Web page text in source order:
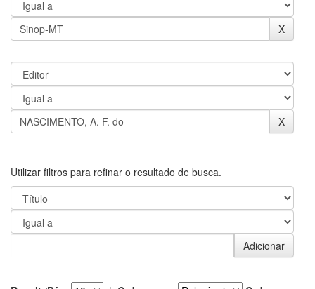
Utilizar filtros para refinar o resultado de busca.